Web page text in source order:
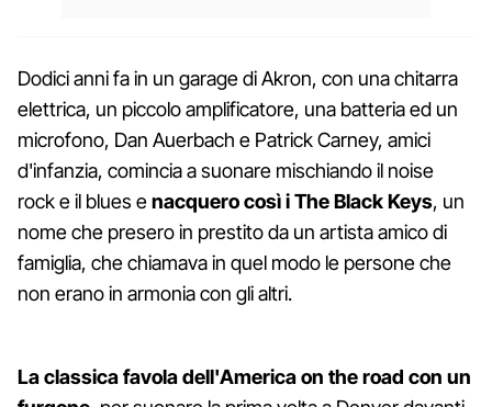
Dodici anni fa in un garage di Akron, con una chitarra
elettrica, un piccolo amplificatore, una batteria ed un
microfono, Dan Auerbach e Patrick Carney, amici
d'infanzia, comincia a suonare mischiando il noise
rock e il blues enacquero così i The Black Keys, un
nome che presero in prestito da un artista amico di
famiglia, che chiamava in quel modo le persone che
non erano in armonia con gli altri.
La classica favola dell'America on the road con un